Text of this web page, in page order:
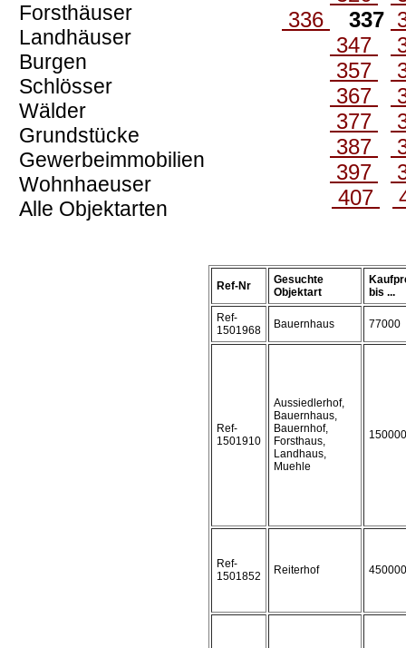
Forsthäuser
Landhäuser
Burgen
Schlösser
Wälder
Grundstücke
Gewerbeimmobilien
Wohnhaeuser
Alle Objektarten
336
337
347
357
367
377
387
397
407
Ref-Nr
Gesuchte
Objektart
bis ...
Ref-
1501968
Bauernhaus 77000
Ref-
1501910
Aussiedlerhof,
Bauernhaus,
Bauernhof,
Forsthaus,
Landhaus,
Muehle
150000
Ref-
1501852
Reiterhof 450000